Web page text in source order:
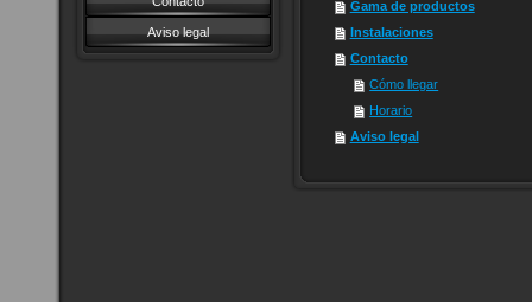
Aviso legal
Gama de productos
Instalaciones
Contacto
Cómo llegar
Horario
Aviso legal